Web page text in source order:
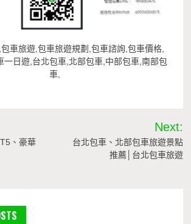
車旅遊,包車旅遊規劃,包車諮詢,包車價格,
一日遊,台北包車,北部包車,中部包車,南部包
車,
、豪華
Next:
台北包車、北部包車旅遊景點
推薦│台北包車旅遊